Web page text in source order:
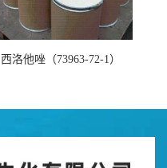
西洛他唑（73963-72-1）